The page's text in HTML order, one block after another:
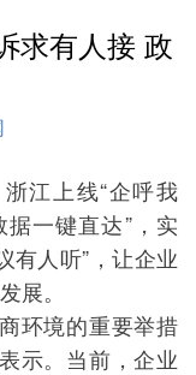
求有人接 政
江上线“企呼我
据一键直达”，实
有人听”，让企业
展。
环境的重要举措
示。当前，企业